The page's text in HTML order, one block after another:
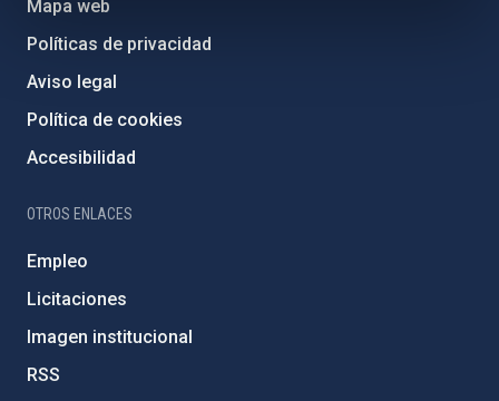
Mapa web
Políticas de privacidad
Aviso legal
Política de cookies
Accesibilidad
OTROS ENLACES
Empleo
Licitaciones
Imagen institucional
RSS